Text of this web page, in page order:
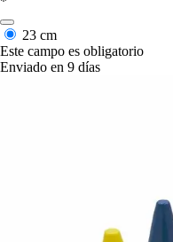
23 cm
Este campo es obligatorio
Enviado en 9 días